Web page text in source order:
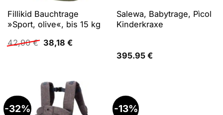
Fillikid Bauchtrage
»Sport, olive«, bis 15 kg
42,90€ Ursprünglicher
Preis
38,18 €Aktueller
Salewa, Babytrage, Pìcol
Kinderkraxe
395.95 €
-32% -13%